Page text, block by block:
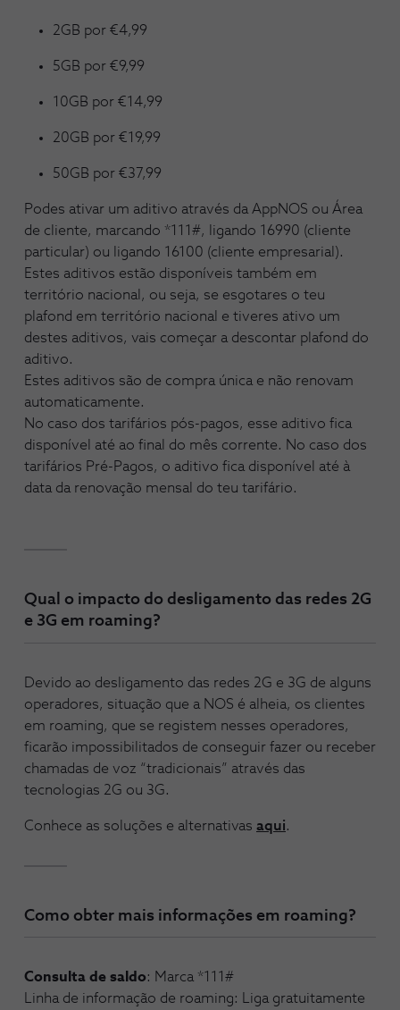
2GB por €4,99
5GB por €9,99
10GB por €14,99
20GB por €19,99
50GB por €37,99
Podes ativar um aditivo através da AppNOS ou Área
de cliente, marcando *111#, ligando 16990 (cliente
particular) ou ligando 16100 (cliente empresarial).
Estes aditivos estão disponíveis também em
território nacional, ou seja, se esgotares o teu
plafond em território nacional e tiveres ativo um
destes aditivos, vais começar a descontar plafond do
aditivo.
Estes aditivos são de compra única e não renovam
automaticamente.
No caso dos tarifários pós-pagos, esse aditivo fica
disponível até ao final do mês corrente. No caso dos
tarifários Pré-Pagos, o aditivo fica disponível até à
data da renovação mensal do teu tarifário.
Qual o impacto do desligamento das redes 2G
e 3G em roaming?
Devido ao desligamento das redes 2G e 3G de alguns
operadores, situação que a NOS é alheia, os clientes
em roaming, que se registem nesses operadores,
ficarão impossibilitados de conseguir fazer ou receber
chamadas de voz “tradicionais” através das
tecnologias 2G ou 3G.
Conhece as soluções e alternativas aqui.
Como obter mais informações em roaming?
Consulta de saldo: Marca *111#
Linha de informação de roaming: Liga gratuitamente